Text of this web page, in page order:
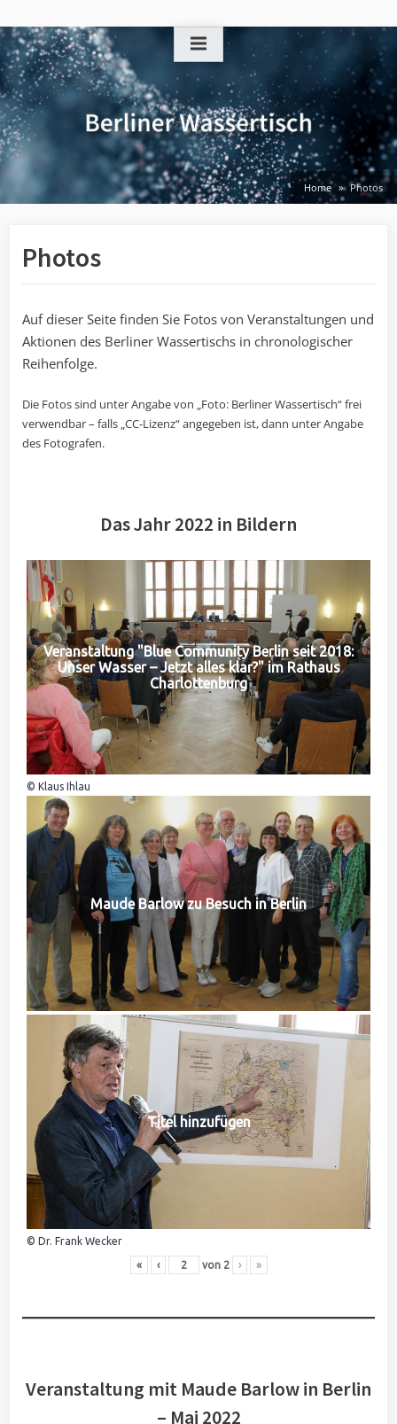
to
content
Home Photos
Photos
Auf dieser Seite finden Sie Fotos von Veranstaltungen und
Aktionen des Berliner Wassertischs in chronologischer
Reihenfolge.
Die Fotos sind unter Angabe von „Foto: Berliner Wassertisch“ frei
verwendbar – falls „CC-Lizenz“ angegeben ist, dann unter Angabe
des Fotografen.
Das Jahr 2022 in Bildern
Veranstaltung "Blue Community Berlin seit 2018:
Unser Wasser – Jetzt alles klar?" im Rathaus
Charlottenburg
© Klaus Ihlau
Maude Barlow zu Besuch in Berlin
Titel hinzufügen
© Dr. Frank Wecker
« ‹ von 2 › »
Veranstaltung mit Maude Barlow in Berlin
– Mai 2022